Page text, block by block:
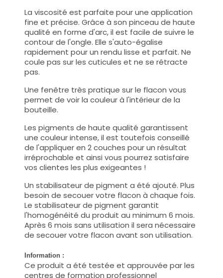
La viscosité est parfaite pour une application
fine et précise. Grâce à son pinceau de haute
qualité en forme d'arc, il est facile de suivre le
contour de l'ongle. Elle s'auto-égalise
rapidement pour un rendu lisse et parfait. Ne
coule pas sur les cuticules et ne se rétracte
pas.
Une fenêtre très pratique sur le flacon vous
permet de voir la couleur à l'intérieur de la
bouteille.
Les pigments de haute qualité garantissent
une couleur intense, il est toutefois conseillé
de l'appliquer en 2 couches pour un résultat
irréprochable et ainsi vous pourrez satisfaire
vos clientes les plus exigeantes !
Un stabilisateur de pigment a été ajouté. Plus
besoin de secouer votre flacon à chaque fois.
Le stabilisateur de pigment garantit
l'homogénéité du produit au minimum 6 mois.
Après 6 mois sans utilisation il sera nécessaire
de secouer votre flacon avant son utilisation.
Information :
Ce produit a été testée et approuvée par les
centres de formation professionnel